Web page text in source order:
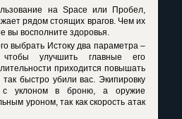
на Space или Пробел,
рядом стоящих врагов. Чем их
вы восполните здоровья.
выбрать Истоку два параметра –
улучшить главные его
приходится повышать
быстро убили вас. Экипировку
с уклоном в броню, а оружие
уроном, так как скорость атак